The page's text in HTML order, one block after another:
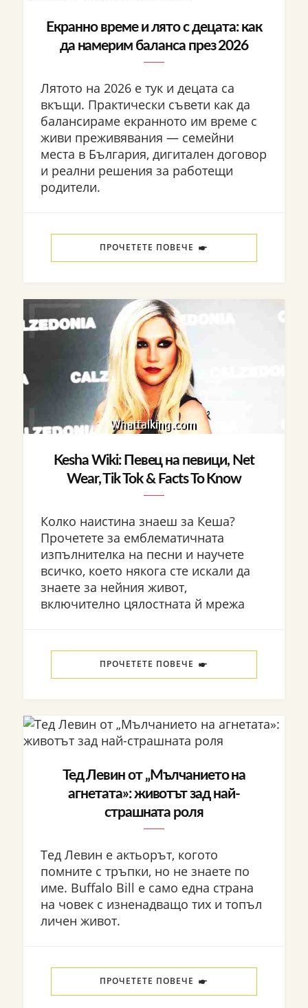
Екранно време и лято с децата: как
да намерим баланса през 2026
Лятото на 2026 е тук и децата са
вкъщи. Практически съвети как да
балансираме екранното им време с
живи преживявания — семейни
места в България, дигитален договор
и реални решения за работещи
родители.
ПРОЧЕТЕТЕ ПОВЕЧЕ
Kesha Wiki: Певец на певици, Net
Wear, Tik Tok & Facts To Know
Колко наистина знаеш за Кеша?
Прочетете за емблематичната
изпълнителка на песни и научете
всичко, което някога сте искали да
знаете за нейния живот,
включително цялостната й мрежа
ПРОЧЕТЕТЕ ПОВЕЧЕ
Тед Левин от „Мълчанието на
агнетата»: животът зад най-
страшната роля
Тед Левин е актьорът, когото
помните с тръпки, но не знаете по
име. Buffalo Bill е само една страна
на човек с изненадващо тих и топъл
личен живот.
ПРОЧЕТЕТЕ ПОВЕЧЕ